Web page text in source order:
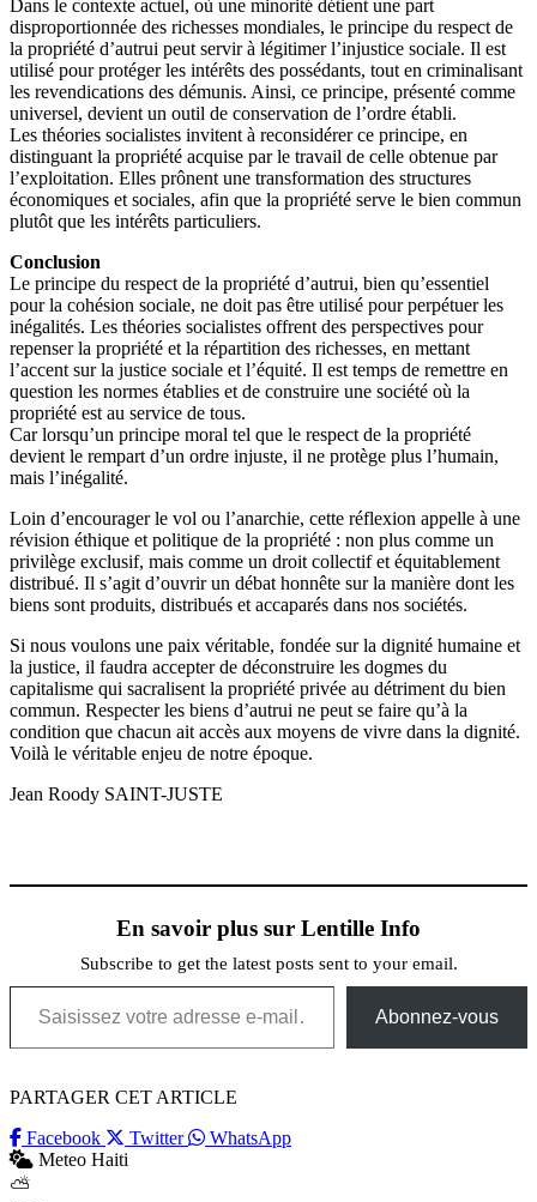
Dans le contexte actuel, où une minorité détient une part
disproportionnée des richesses mondiales, le principe du respect de
la propriété d’autrui peut servir à légitimer l’injustice sociale. Il est
utilisé pour protéger les intérêts des possédants, tout en criminalisant
les revendications des démunis. Ainsi, ce principe, présenté comme
universel, devient un outil de conservation de l’ordre établi.
Les théories socialistes invitent à reconsidérer ce principe, en
distinguant la propriété acquise par le travail de celle obtenue par
l’exploitation. Elles prônent une transformation des structures
économiques et sociales, afin que la propriété serve le bien commun
plutôt que les intérêts particuliers.
Conclusion
Le principe du respect de la propriété d’autrui, bien qu’essentiel
pour la cohésion sociale, ne doit pas être utilisé pour perpétuer les
inégalités. Les théories socialistes offrent des perspectives pour
repenser la propriété et la répartition des richesses, en mettant
l’accent sur la justice sociale et l’équité. Il est temps de remettre en
question les normes établies et de construire une société où la
propriété est au service de tous.
Car lorsqu’un principe moral tel que le respect de la propriété
devient le rempart d’un ordre injuste, il ne protège plus l’humain,
mais l’inégalité.
Loin d’encourager le vol ou l’anarchie, cette réflexion appelle à une
révision éthique et politique de la propriété : non plus comme un
privilège exclusif, mais comme un droit collectif et équitablement
distribué. Il s’agit d’ouvrir un débat honnête sur la manière dont les
biens sont produits, distribués et accaparés dans nos sociétés.
Si nous voulons une paix véritable, fondée sur la dignité humaine et
la justice, il faudra accepter de déconstruire les dogmes du
capitalisme qui sacralisent la propriété privée au détriment du bien
commun. Respecter les biens d’autrui ne peut se faire qu’à la
condition que chacun ait accès aux moyens de vivre dans la dignité.
Voilà le véritable enjeu de notre époque.
Jean Roody SAINT-JUSTE
En savoir plus sur Lentille Info
Subscribe to get the latest posts sent to your email.
Saisissez votre adresse e-mail…
Abonnez-vous
PARTAGER CET ARTICLE
Facebook
Twitter
WhatsApp
Meteo Haiti
⛅